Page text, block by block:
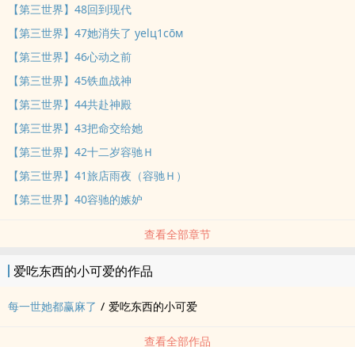
界： 被包养的女明星X京圈太子党被金主徐圣辰抛弃后的原主想不开
自尽，魂魄飘到时空管理局，对自己今生的憾恨太大，希望时玥颖帮
她改写人生命运，她才能卸下心头怨恨好好投胎。零号接下任务，玥
达到系统判定标准，原主才安心投胎，届时才是完美更正。第二世
界： （存稿中ing）（剩下的世界还在想……此文缘更。会存稿，写完
一个小世界才会发文。所以断更就是没灵感了，作者去找灵感了）＿
＿＿＿＿＿＿＿＿＿＿＿＿＿＿＿＿＿＿＿＿＿＿＿＿＿收费标准：
剧情千字50po，肉章千字100po，这本书基本不会有太多肉章。作者
【第三世界】48回到现代
【第三世界】47她消失了 уelц1cōм
【第三世界】46心动之前
【第三世界】45铁血战神
【第三世界】44共赴神殿
【第三世界】43把命交给她
【第三世界】42十二岁容驰Ｈ
【第三世界】41旅店雨夜（容驰Ｈ）
【第三世界】40容驰的嫉妒
查看全部章节
爱吃东西的小可爱的作品
每一世她都赢麻了 / 爱吃东西的小可爱
查看全部作品